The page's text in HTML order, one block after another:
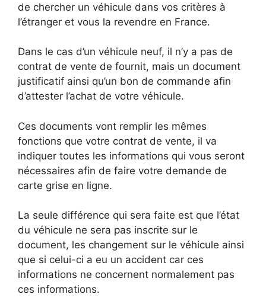
de chercher un véhicule dans vos critères à
l’étranger et vous la revendre en France.
Dans le cas d’un véhicule neuf, il n’y a pas de
contrat de vente de fournit, mais un document
justificatif ainsi qu’un bon de commande afin
d’attester l’achat de votre véhicule.
Ces documents vont remplir les mêmes
fonctions que votre contrat de vente, il va
indiquer toutes les informations qui vous seront
nécessaires afin de faire votre demande de
carte grise en ligne.
La seule différence qui sera faite est que l’état
du véhicule ne sera pas inscrite sur le
document, les changement sur le véhicule ainsi
que si celui-ci a eu un accident car ces
informations ne concernent normalement pas
ces informations.